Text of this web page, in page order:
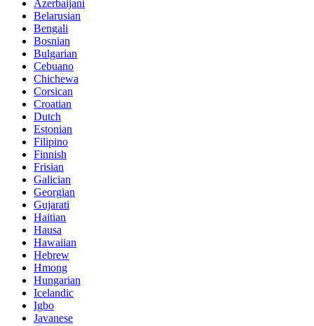
Azerbaijani
Belarusian
Bengali
Bosnian
Bulgarian
Cebuano
Chichewa
Corsican
Croatian
Dutch
Estonian
Filipino
Finnish
Frisian
Galician
Georgian
Gujarati
Haitian
Hausa
Hawaiian
Hebrew
Hmong
Hungarian
Icelandic
Igbo
Javanese